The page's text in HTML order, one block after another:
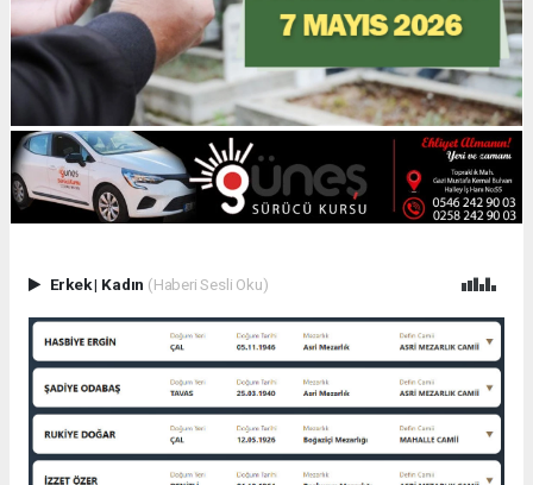
Erkek| Kadın (Haberi Sesli Oku)